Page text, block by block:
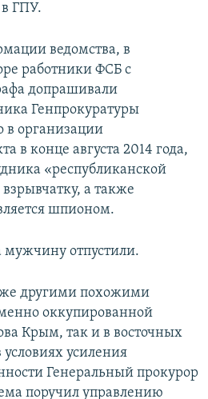
ГПУ.
ведомства, в
работники ФСБ с
допрашивали
Генпрокуратуры
в организации
в конце августа 2014 года,
«республиканской
а также
шпионом.
мужчину отпустили.
другими похожими
оккупированной
Крым, так и в восточных
усиления
Генеральный прокурор
поручил управлению